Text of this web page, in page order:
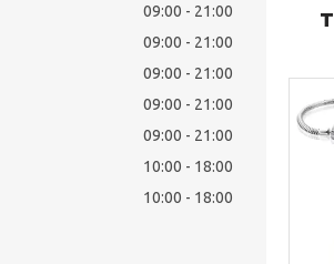
09:00
21:00
09:00
21:00
09:00
21:00
09:00
21:00
09:00
21:00
10:00
18:00
10:00 18:00